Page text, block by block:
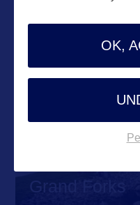
International
Situé à la frontière
Mountains du Dakota
Grand Forks
OK,